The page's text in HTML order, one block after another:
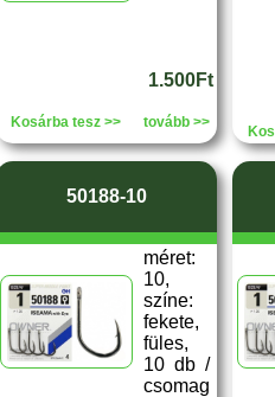
1.500Ft
Kosárba tesz >> tovább >>
50188-10
méret:
10,
színe:
fekete,
füles,
10 db /
csomag